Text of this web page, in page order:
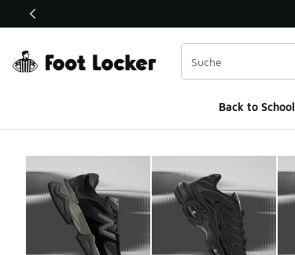
Dieser Link öffnet sich in einem neuen Fenster
Back to School